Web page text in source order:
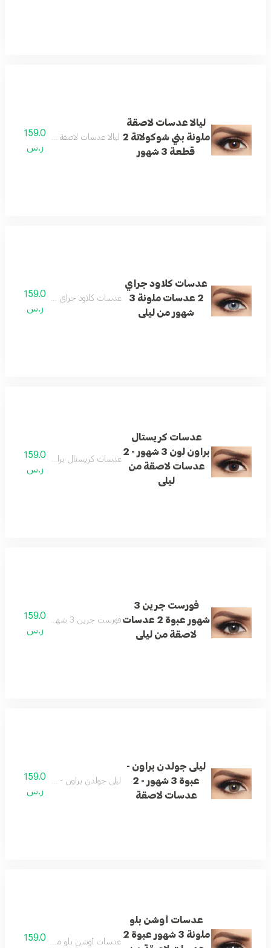
ليالا عدسات لاصقة
ملونة بني شوكولاتة 2
قطعة 3 شهور
ليالا عدسات لاصقة ملونة بني شوكولاتة 2 قطعة 3
159.0
ر.س
عدسات كلاود جراي
2 عدسات ملونة 3
شهور من ليلى
عدسات كلاود جراي 2 عدسات ملونة 3 شهور من ليلى
159.0
ر.س
عدسات كريستال
براون لون 3 شهور - 2
عدسات لاصقة من
ليلى
عدسات كريستال براون لون 3 شهور - 2 عدسات لاصقة من ليلى
159.0
ر.س
فورست جرين 3
شهور عبوة 2 عدسات
لاصقة من ليلى
فورست جرين 3 شهور عبوة 2 عدسات لاصقة من ليلى
159.0
ر.س
ليلى جولدن براون -
عبوة 3 شهور - 2
عدسات لاصقة
ليلى جولدن براون - عبوة 3 شهور - 2 عدسات لاصقة159.0
ر.س
عدسات أوشن بلو
ملونة 3 شهور عبوة 2
عدسات أوشن بلو ملونة 3 شهور عبوة 2 عدسات لاصقة من ليلى159.0